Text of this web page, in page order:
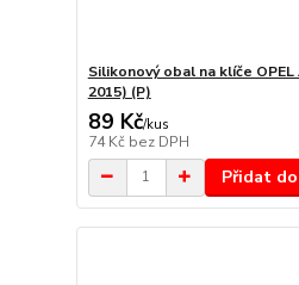
Silikonový obal na klíče
2015) (P)
89 Kč/kus
74 Kč bez DPH
Přidat